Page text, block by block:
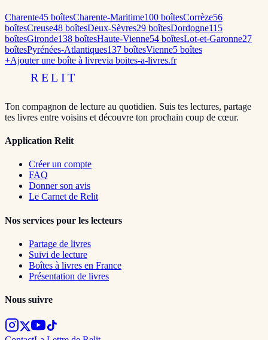
Charente45 boîtesCharente-Maritime100 boîtesCorrèze56
boîtesCreuse48 boîtesDeux-Sèvres29 boîtesDordogne115
boîtesGironde138 boîtesHaute-Vienne54 boîtesLot-et-Garonne27
boîtesPyrénées-Atlantiques137 boîtesVienne5 boîtes
+Ajouter une boîte à livrevia boites-a-livres.fr
RELIT
Ton compagnon de lecture au quotidien. Suis tes lectures, partage
tes livres entre voisins et découvre ton prochain coup de cœur.
Application Relit
Créer un compte
FAQ
Donner son avis
Le Carnet de Relit
Nos services pour les lecteurs
Partage de livres
Suivi de lecture
Boîtes à livres en France
Présentation de livres
Nous suivre